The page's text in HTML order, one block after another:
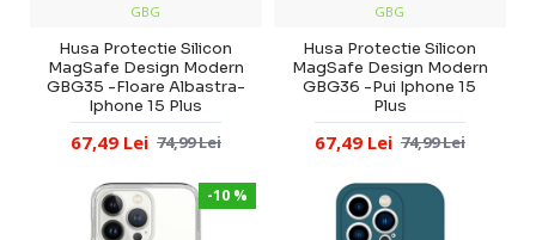
GBG
Husa Protectie Silicon
MagSafe Design Modern
GBG35 -Floare Albastra-
Iphone 15 Plus
67,49 Lei 74,99 Lei
GBG
Husa Protectie Silicon
MagSafe Design Modern
GBG36 -Pui Iphone 15
Plus
67,49 Lei 74,99 Lei
-10 %